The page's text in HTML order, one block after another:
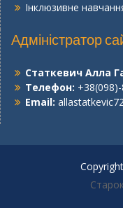
Інклюзивне
Адміністратор
Статкевич Алла
Телефон:
Email: